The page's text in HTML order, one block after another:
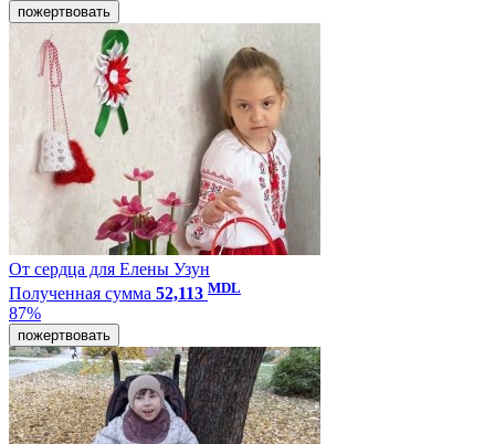
пожертвовать
От сердца для Елены Узун
Полученная сумма 52,113 MDL
87%
пожертвовать